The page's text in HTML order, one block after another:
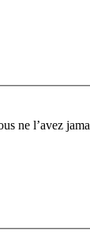
ne l’avez